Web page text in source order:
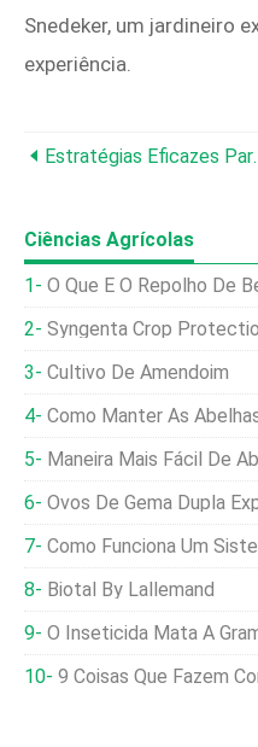
Snedeker, um jardineiro
experiência.
Estratégias
Ciências Agrícolas
O Que É O Repolho De
Syngenta Crop Protection E Insilico
Cultivo De Amendoim
Como Manter As Abelhas Longe De
Maneira Mais Fácil De
Ovos De Gema Dupla
Como Funciona Um
Biotal By Lallemand
O Inseticida Mata A
9 Coisas Que Fazem